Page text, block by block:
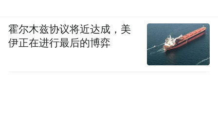
霍尔木兹协议将近达成，美
伊正在进行最后的博弈